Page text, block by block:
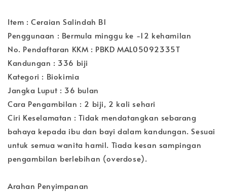
Item : Ceraian Salindah B1
Penggunaan : Bermula minggu ke -12 kehamilan
No. Pendaftaran KKM : PBKD MAL05092335T
Kandungan : 336 biji
Kategori : Biokimia
Jangka Luput : 36 bulan
Cara Pengambilan : 2 biji, 2 kali sehari
Ciri Keselamatan : Tidak mendatangkan sebarang
bahaya kepada ibu dan bayi dalam kandungan. Sesuai
untuk semua wanita hamil. Tiada kesan sampingan
pengambilan berlebihan (overdose).
Arahan Penyimpanan